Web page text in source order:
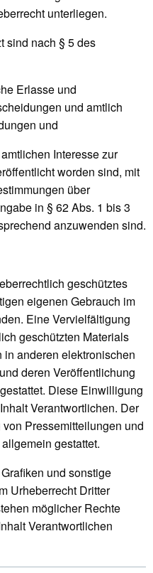
unterliegen.
sind nach § 5 des
Erlasse und
und amtlich
und
Interesse zur
worden sind, mit
über
in § 62 Abs. 1 bis 3
anzuwenden sind.
geschütztes
eigenen Gebrauch im
Eine Vervielfältigung
geschützten Materials
anderen elektronischen
deren Veröffentlichung
Diese Einwilligung
Verantwortlichen. Der
Pressemitteilungen und
gestattet.
und sonstige
Urheberrecht Dritter
möglicher Rechte
Verantwortlichen